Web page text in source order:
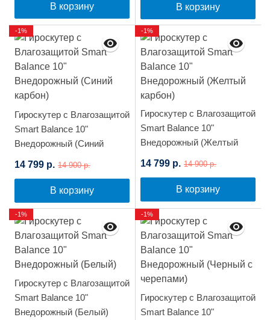
В корзину В корзину
Гироскутер с Влагозащитой
Smart Balance 10"
Внедорожный (Синий
14 799 р. 14 900 р.
В корзину
-1%
Гироскутер с Влагозащитой
Smart Balance 10"
Внедорожный (Желтый
14 799 р. 14 900 р.
В корзину
-1%
Гироскутер с Влагозащитой
Smart Balance 10"
Внедорожный (Белый)
-1%
Гироскутер с Влагозащитой
Smart Balance 10"
-1%